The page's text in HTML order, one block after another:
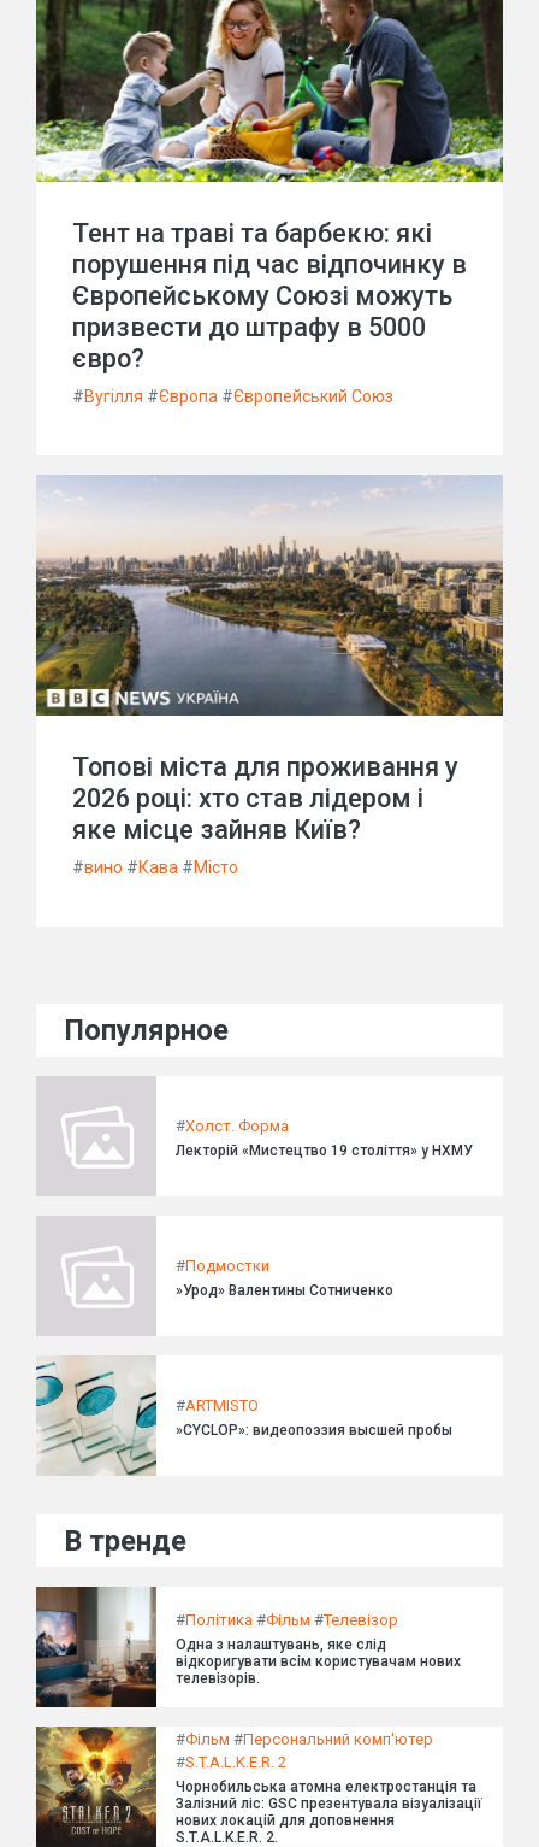
Тент на траві та барбекю: які
порушення під час відпочинку в
Європейському Союзі можуть
призвести до штрафу в 5000
євро?
#Вугілля #Європа #Європейський Союз
Топові міста для проживання у
2026 році: хто став лідером і
яке місце зайняв Київ?
#вино #Кава #Місто
Популярное
#Холст. Форма
Лекторій «Мистецтво 19 століття» у НХМУ
#Подмостки
»Урод» Валентины Сотниченко
#ARTMISTO
»CYCLOP»: видеопоэзия высшей пробы
В тренде
#Політика #Фільм #Телевізор
Одна з налаштувань, яке слід
відкоригувати всім користувачам нових
телевізорів.
#Фільм #Персональний комп'ютер
#S.T.A.L.K.E.R. 2
Чорнобильська атомна електростанція та
Залізний ліс: GSC презентувала візуалізації
нових локацій для доповнення
S.T.A.L.K.E.R. 2.